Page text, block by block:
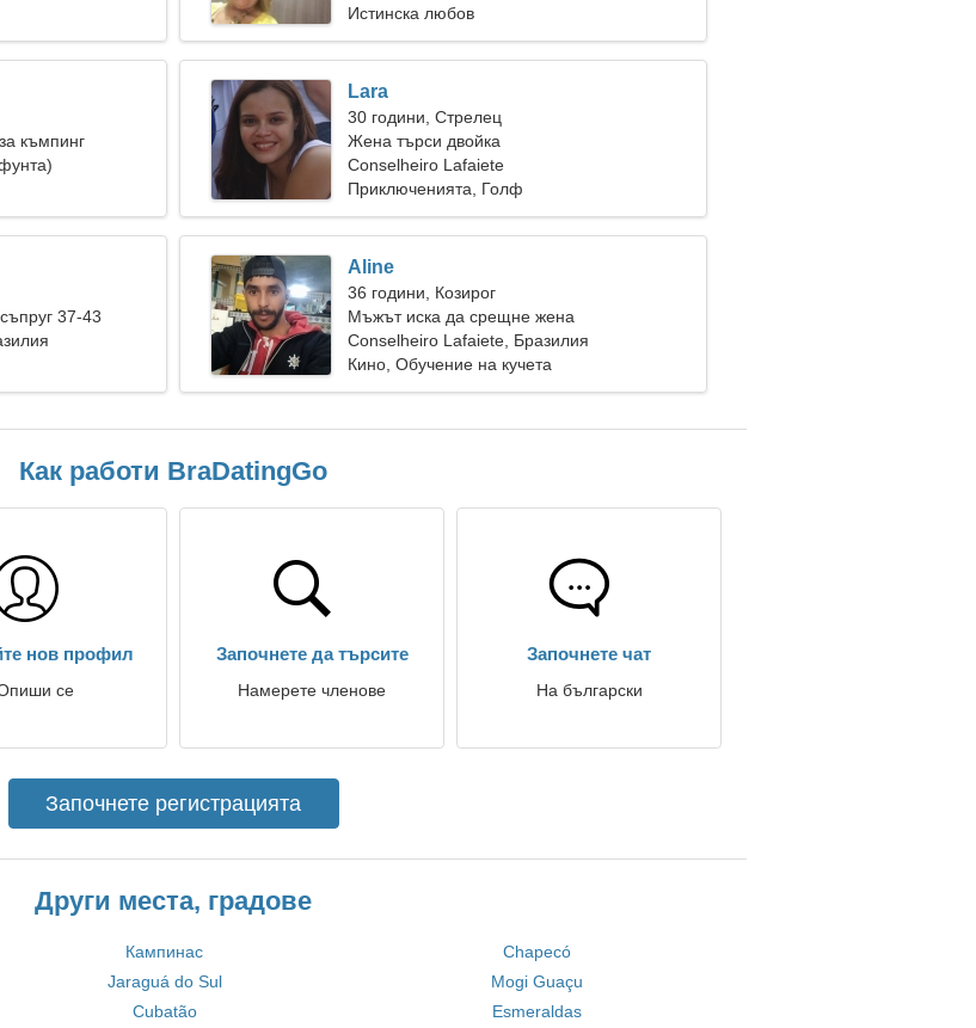
Истинска любов
къмпинг
Lara
30 години, Стрелец
Жена търси двойка
Conselheiro Lafaiete
Приключенията, Голф
37-43
Aline
36 години, Козирог
Мъжът иска да срещне жена
Conselheiro Lafaiete, Бразилия
Кино, Обучение на кучета
Как работи BraDatingGo
нов профил
се
Започнете да търсите
Намерете членове
Започнете чат
На български
Започнете регистрацията
Други места, градове
Кампинас
Chapecó
Jaraguá do Sul
Mogi Guaçu
Cubatão Esmeraldas